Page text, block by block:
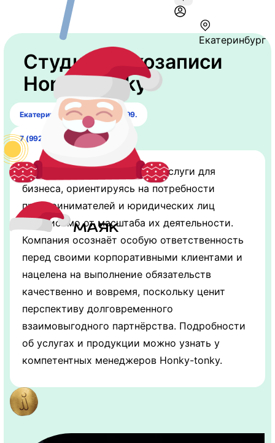
Екатеринбург
Студия звукозаписи
Honky-tonky
Екатеринбург, ул. Мичурина, 99.
7 (992) 091-24-07
Honky-tonky предоставляет услуги для
бизнеса, ориентируясь на потребности
предпринимателей и юридических лиц
независимо от масштаба их деятельности.
Компания осознаёт особую ответственность
перед своими корпоративными клиентами и
нацелена на выполнение обязательств
качественно и вовремя, поскольку ценит
перспективу долговременного
взаимовыгодного партнёрства. Подробности
об услугах и продукции можно узнать у
компетентных менеджеров Honky-tonky.